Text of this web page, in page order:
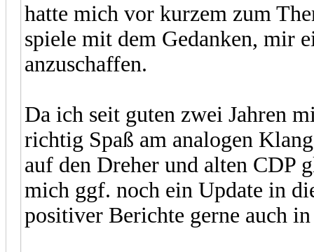
hatte mich vor kurzem zum
spiele mit dem Gedanken, mir
anzuschaffen.
Da ich seit guten zwei Jahren
richtig Spaß am analogen
auf den Dreher und alten CDP
mich ggf. noch ein Update in
positiver Berichte gerne auch